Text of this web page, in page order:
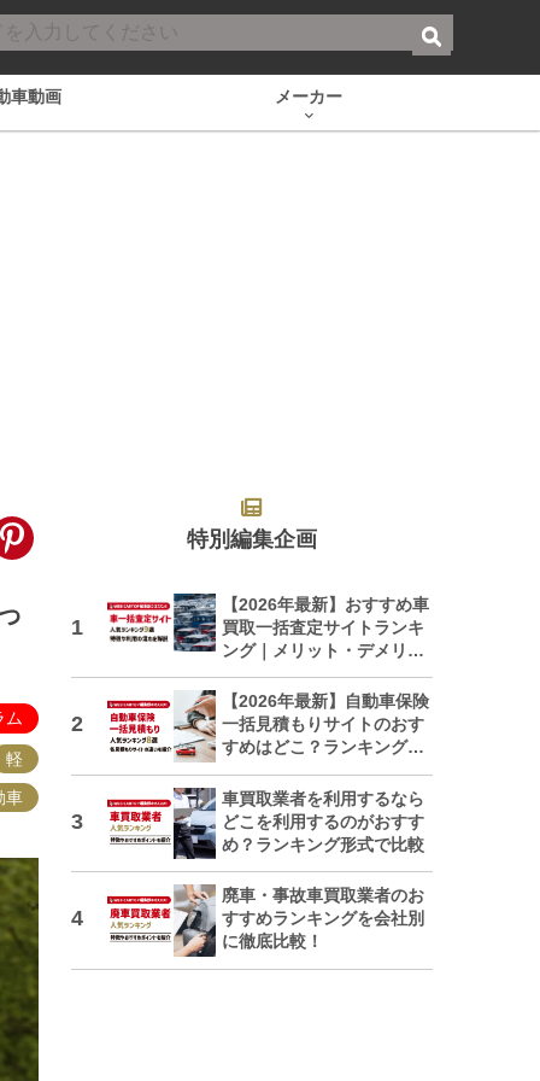
車動画 メーカー
ム
軽
車
特別編集企画
【2026年最新】おすすめ車
買取一括査定サイトランキ
ング｜メリット・デメリッ
トも解説
【2026年最新】自動車保険
一括見積もりサイトのおす
すめはどこ？ランキングで
車買取業者を利用するなら
どこを利用するのがおすす
め？ランキング形式で比較
廃車・事故車買取業者のお
すすめランキングを会社別
に徹底比較！